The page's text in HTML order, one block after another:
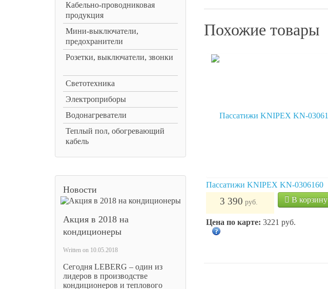
Похожие товары
Пассатижи KNIPEX KN-0306160
3 390 руб. В корзину
Цена по карте: 3221 руб.
Кабельно-проводниковая
продукция
Мини-выключатели,
предохранители
Розетки, выключатели, звонки
Светотехника
Электроприборы
Водонагреватели
Теплый пол, обогревающий
кабель
Новости
Акция в 2018 на
кондиционеры
Written on 10.05.2018
Сегодня LEBERG – один из
лидеров в производстве
кондиционеров и теплового